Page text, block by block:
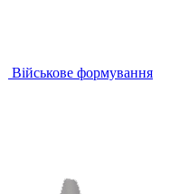
Військове формування